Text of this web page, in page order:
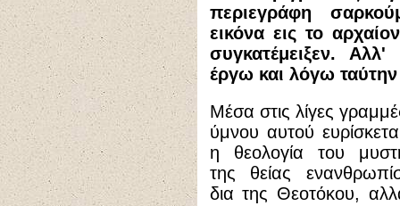
περιεγράφη
εικόνα εις το
συγκατέμειξεν.
έργω και λόγω
Μέσα στις λίγες
ύμνου αυτού
η θεολογία του
της θείας
δια της Θεοτόκου,